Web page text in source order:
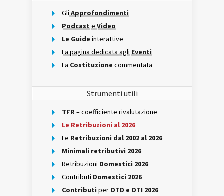
Gli Approfondimenti
Podcast e Video
Le Guide interattive
La pagina dedicata agli Eventi
La Costituzione commentata
Strumenti utili
TFR– coefficiente rivalutazione
Le Retribuzioni al 2026
Le Retribuzioni dal 2002 al 2026
Minimali retributivi 2026
Retribuzioni Domestici 2026
Contributi Domestici 2026
Contributi per OTD e OTI 2026